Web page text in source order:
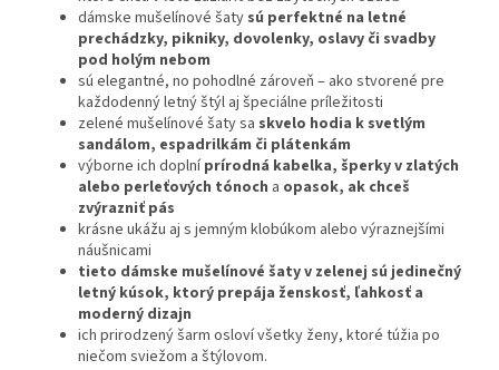
dámske mušelínové šaty sú perfektné na letné
prechádzky, pikniky, dovolenky, oslavy či svadby
pod holým nebom
sú elegantné, no pohodlné zároveň – ako stvorené pre
každodenný letný štýl aj špeciálne príležitosti
zelené mušelínové šaty sa skvelo hodia k svetlým
sandálom, espadrilkám či plátenkám
výborne ich doplníprírodná kabelka, šperky v zlatých
alebo perleťových tónoch a opasok, ak chceš
zvýrazniť pás
krásne ukážu aj s jemným klobúkom alebo výraznejšími
náušnicami
tieto dámske mušelínové šaty v zelenej sú jedinečný
letný kúsok, ktorý prepája ženskosť, ľahkosť a
moderný dizajn
ich prirodzený šarm osloví všetky ženy, ktoré túžia po
niečom sviežom a štýlovom.